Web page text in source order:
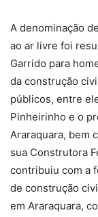
A denominação
ao ar livre foi
Garrido para
da construção
públicos, entre
Pinheirinho e o
Araraquara, bem
sua Construtora
contribuiu com a
de construção
em Araraquara,